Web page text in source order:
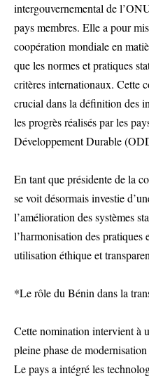
intergouvernemental de
pays membres. Elle a pour
coopération mondiale en
que les normes et pratiques
critères internationaux. Cette
crucial dans la définition des
les progrès réalisés par les
Développement Durable
En tant que présidente de la
se voit désormais investie
l’amélioration des systèmes
l’harmonisation des pratiques
utilisation éthique et
*Le rôle du Bénin dans la
Cette nomination intervient à
pleine phase de
Le pays a intégré les